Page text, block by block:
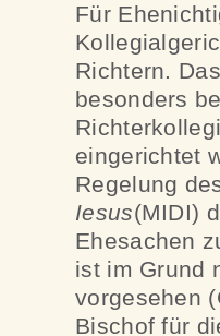
Für
Richtern.
besonders
eingerichtet
Regelung
Iesus(MIDI)
Ehesachen
ist im Grund
vorgesehen
Bischof für